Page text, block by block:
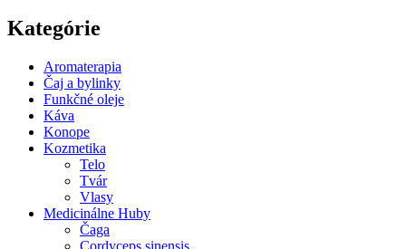
Kategórie
Aromaterapia
Čaj a bylinky
Funkčné oleje
Káva
Konope
Kozmetika
Telo
Tvár
Vlasy
Medicinálne Huby
Čaga